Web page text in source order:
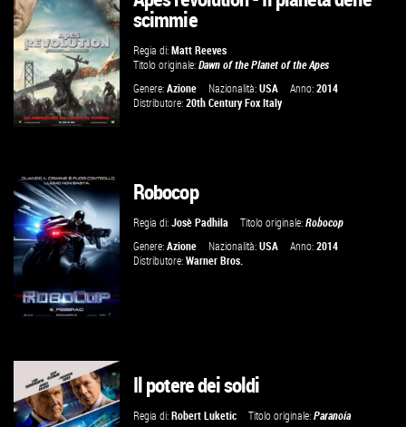
VAI ALLA SCHEDA
VAI ALLA SCHEDA
scimmie
Regia di:Matt Reeves
Titolo originale:Dawn of the Planet of the Apes
Genere:Azione Nazionalità:USA Anno:2014
Distributore:20th Century Fox Italy
VAI ALLA SCHEDA
Robocop
Regia di:Josè Padhila Titolo originale:Robocop
Genere:Azione Nazionalità:USA Anno:2014
Distributore:Warner Bros.
Il potere dei soldi
Regia di:Robert Luketic Titolo originale:Paranoia